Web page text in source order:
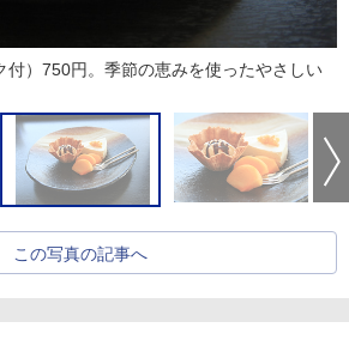
付）750円。季節の恵みを使ったやさしい
この写真の記事へ